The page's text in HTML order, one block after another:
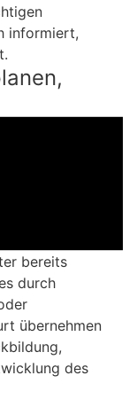
informiert,
bereits
durch
übernehmen
des